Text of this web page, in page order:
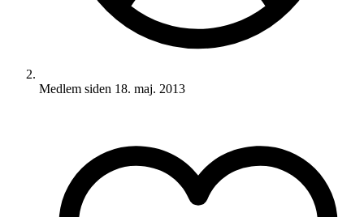
Medlem siden 18. maj. 2013